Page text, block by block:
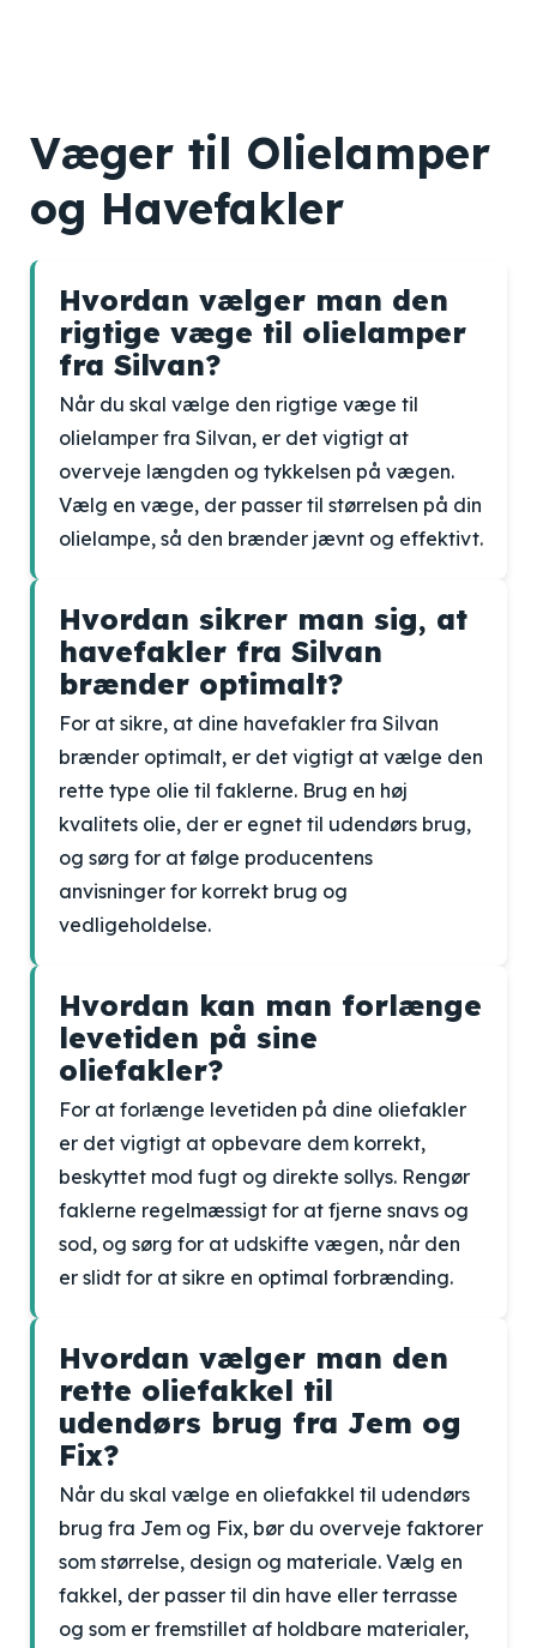
Væger til Olielamper
og Havefakler
Hvordan vælger man den
rigtige væge til olielamper
fra Silvan?
Når du skal vælge den rigtige væge til
olielamper fra Silvan, er det vigtigt at
overveje længden og tykkelsen på vægen.
Vælg en væge, der passer til størrelsen på din
olielampe, så den brænder jævnt og effektivt.
Hvordan sikrer man sig, at
havefakler fra Silvan
brænder optimalt?
For at sikre, at dine havefakler fra Silvan
brænder optimalt, er det vigtigt at vælge den
rette type olie til faklerne. Brug en høj
kvalitets olie, der er egnet til udendørs brug,
og sørg for at følge producentens
anvisninger for korrekt brug og
vedligeholdelse.
Hvordan kan man forlænge
levetiden på sine
oliefakler?
For at forlænge levetiden på dine oliefakler
er det vigtigt at opbevare dem korrekt,
beskyttet mod fugt og direkte sollys. Rengør
faklerne regelmæssigt for at fjerne snavs og
sod, og sørg for at udskifte vægen, når den
er slidt for at sikre en optimal forbrænding.
Hvordan vælger man den
rette oliefakkel til
udendørs brug fra Jem og
Fix?
Når du skal vælge en oliefakkel til udendørs
brug fra Jem og Fix, bør du overveje faktorer
som størrelse, design og materiale. Vælg en
fakkel, der passer til din have eller terrasse
og som er fremstillet af holdbare materialer,